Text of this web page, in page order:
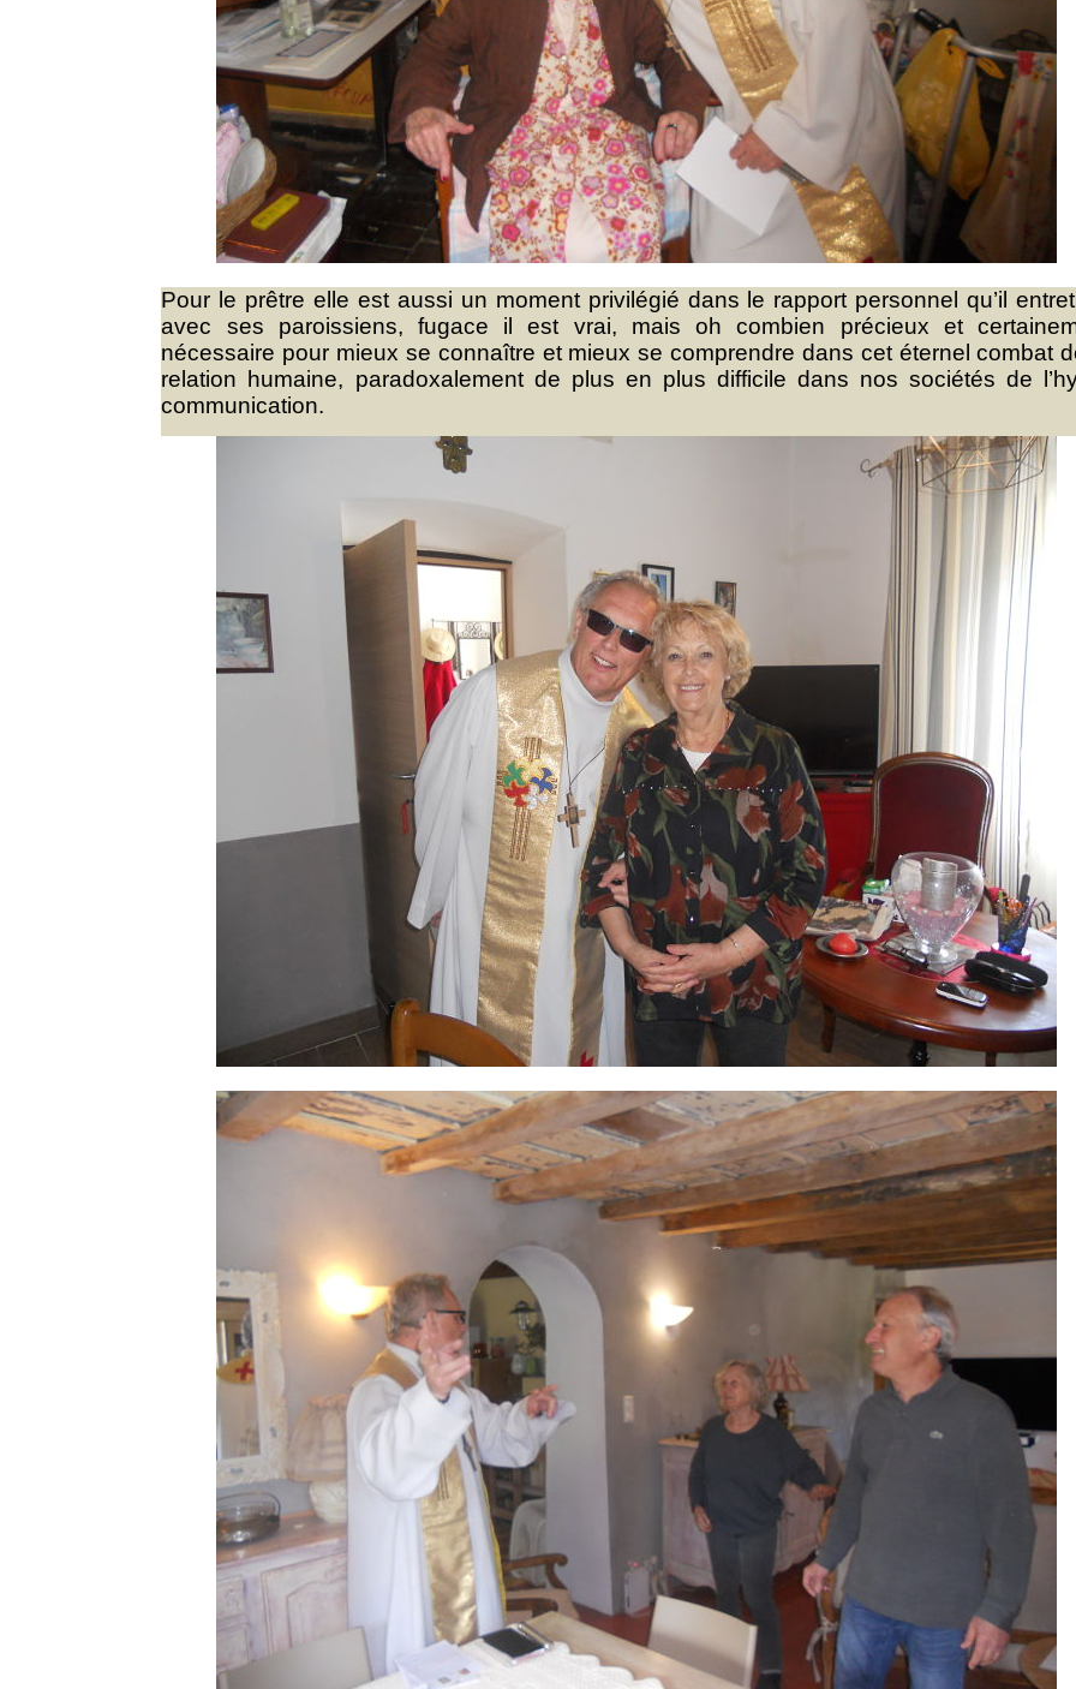
Pour le prêtre elle est aussi un moment privilégié dans le rapport personnel qu’il
avec ses paroissiens, fugace il est vrai, mais oh combien précieux et
nécessaire pour mieux se connaître et mieux se comprendre dans cet éternel combat
relation humaine, paradoxalement de plus en plus difficile dans nos sociétés de
communication.